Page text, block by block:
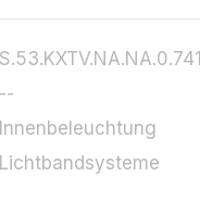
S.53.KXTV.NA.NA.0.741
--
Innenbeleuchtung
Lichtbandsysteme